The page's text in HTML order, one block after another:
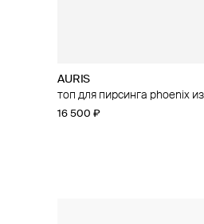
AURIS
топ для пирсинга phoenix
16 500 ₽
AURIS
большой топ для пирсинга
золота с бриллиантами